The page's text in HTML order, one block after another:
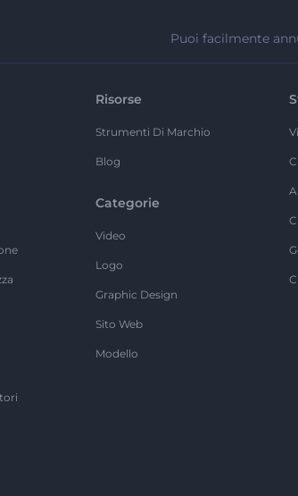
Puoi facilmente
Risorse
Strumenti Di Marchio
Blog
Categorie
Video
Logo
Graphic Design
Sito Web
Modello